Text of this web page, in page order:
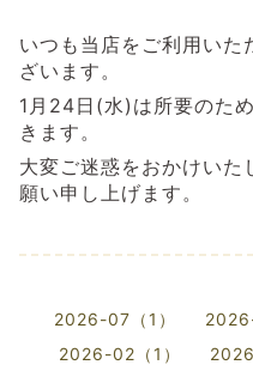
いつも当店をご利用いた
ざいます。
1月24日(水)は所要のた
きます。
大変ご迷惑をおかけいた
願い申し上げます。
2026-07（1）
2026-02（1）